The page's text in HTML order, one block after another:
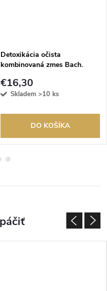
Detoxikácia očista
kombinovaná zmes Bach.
€16,30
Skladem >10 ks
DO KOŠÍKA